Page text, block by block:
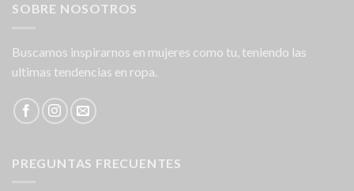
SOBRE NOSOTROS
Buscamos inspirarnos en mujeres como tu, teniendo las
ultimas tendencias en ropa.
PREGUNTAS FRECUENTES